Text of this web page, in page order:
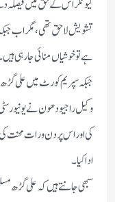
کیونکر اس کے حق میں فیصلہ
تشویش لاحق تھی، مگر اب
ہے تو خوشیاں منا ئی جارہی
جبکہ سپریم کورٹ میں علی گڑھ
وکیل راجیو دھون نے
کی اور اس پر دن ورات محنت
اداکیا۔
سبھی جانتے ہیں کہ علی گڑھ